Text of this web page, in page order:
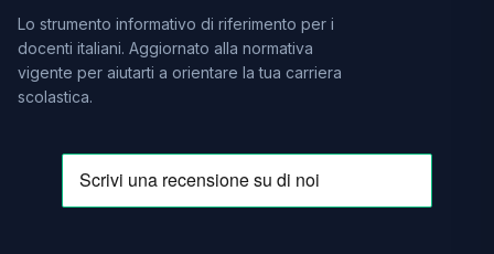
Lo strumento informativo di riferimento per i
docenti italiani. Aggiornato alla normativa
vigente per aiutarti a orientare la tua carriera
scolastica.